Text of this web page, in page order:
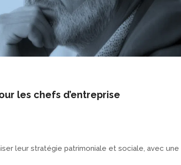
les chefs d’entreprise
leur stratégie patrimoniale et sociale, avec une